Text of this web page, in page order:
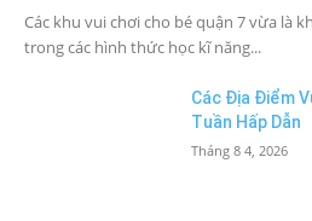
Các khu vui chơi cho bé quận 7 vừa là
trong các hình thức học kĩ năng...
Các Địa Điểm
Tuần Hấp Dẫn
Tháng 8 4, 2026